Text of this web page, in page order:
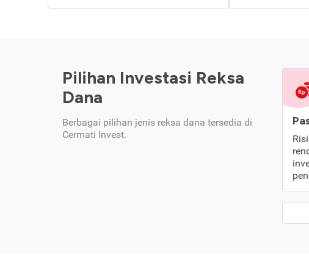
Pilihan Investasi Reksa
Dana
Berbagai pilihan jenis reksa dana tersedia di
Cermati Invest.